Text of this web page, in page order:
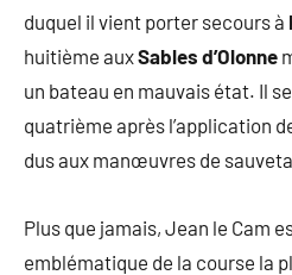
duquel il vient porter secours à
huitième auxSables d’Olonne
un bateau en mauvais état. Il
quatrième après l’application
dus aux manœuvres de
Plus que jamais, Jean le Cam
emblématique de la course la